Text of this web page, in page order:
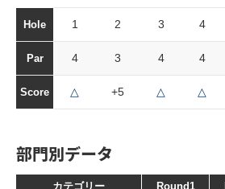
Hole 1 2 3 4
Par 4 3 4 4
Score △ +5 △ △
部門別データ
カテゴリー Round1